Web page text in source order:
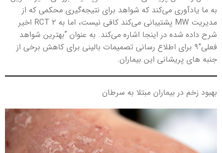
به ما یادآوری می‌کند که شواهد برای نتیجه‌گیری محکمی که از
مدیریت MW پشتیبانی می‌کند کافی نیست، اما به ۲ RCT اخیر
شرح داده شده در اینجا اشاره می‌کند. به عنوان “بهترین شواهد
فعلی”۹ برای اطلاع رسانی تصمیمات بالینی برای کاهش برخی از
جنبه های پریشانی این بیماران.
بهبود زخم در بیماران مبتلا به سرطان